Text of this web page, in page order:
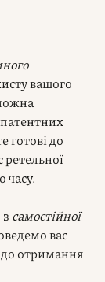
вашого
готові до
часу.
самостійної
вас
до отримання